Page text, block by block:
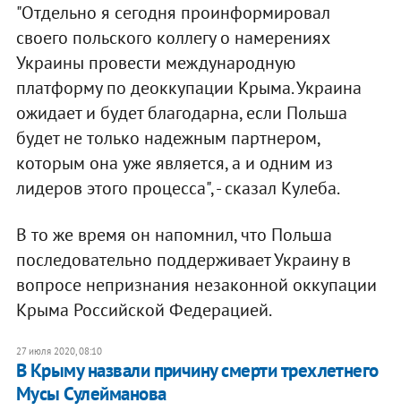
"Отдельно я сегодня проинформировал
своего польского коллегу о намерениях
Украины провести международную
платформу по деоккупации Крыма. Украина
ожидает и будет благодарна, если Польша
будет не только надежным партнером,
которым она уже является, а и одним из
лидеров этого процесса", - сказал Кулеба.
В то же время он напомнил, что Польша
последовательно поддерживает Украину в
вопросе непризнания незаконной оккупации
Крыма Российской Федерацией.
27 июля 2020, 08:10
В Крыму назвали причину смерти трехлетнего
Мусы Сулейманова